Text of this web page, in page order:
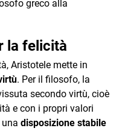
greco alla
la felicità
Aristotele mette in
. Per il filosofo, la
secondo virtù, cioè
e con i propri valori
disposizione stabile